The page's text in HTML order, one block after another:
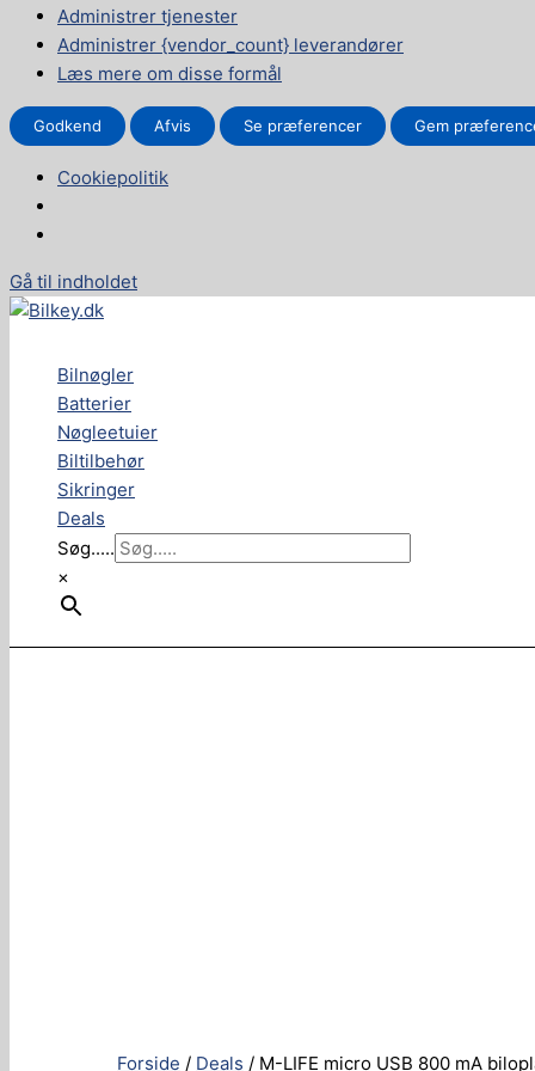
Administrer tjenester
Administrer {vendor_count} leverandører
Læs mere om disse formål
Godkend Afvis Se præferencer Gem
Cookiepolitik
Gå til indholdet
Bilnøgler
Batterier
Nøgleetuier
Biltilbehør
Sikringer
Deals
Søg.....
×
Forside / Deals / M-LIFE micro USB 800 mA